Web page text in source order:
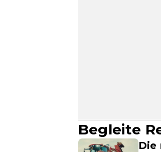
Begleite
Die